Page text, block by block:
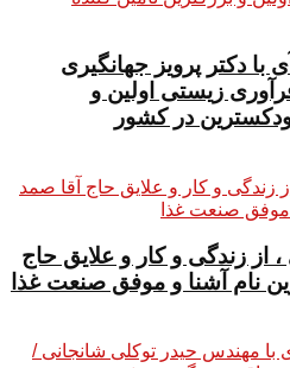
با دکتر پرویز جهانگیری
زیستی اولین و
در کشور
از زندگی و کار و علایق حاج
نام آشنا و موفق صنعت غذا